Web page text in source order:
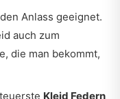
Anlass geeignet.
auch zum
die man bekommt,
Kleid Federn